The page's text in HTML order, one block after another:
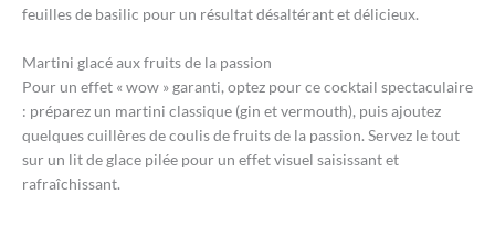
feuilles de basilic pour un résultat désaltérant et délicieux.
Martini glacé aux fruits de la passion
Pour un effet « wow » garanti, optez pour ce cocktail spectaculaire
: préparez un martini classique (gin et vermouth), puis ajoutez
quelques cuillères de coulis de fruits de la passion. Servez le tout
sur un lit de glace pilée pour un effet visuel saisissant et
rafraîchissant.